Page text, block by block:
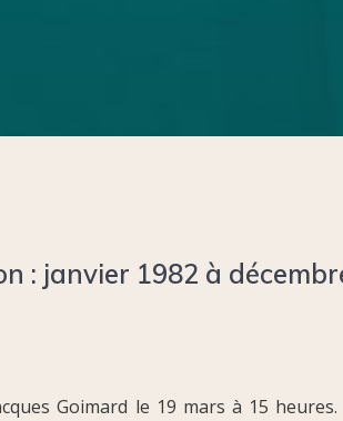
: janvier 1982 à
Goimard le 19 mars à 15